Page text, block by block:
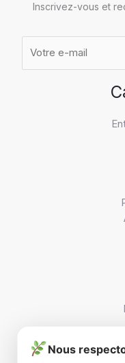
Inscrivez-vous et
mail
Nous